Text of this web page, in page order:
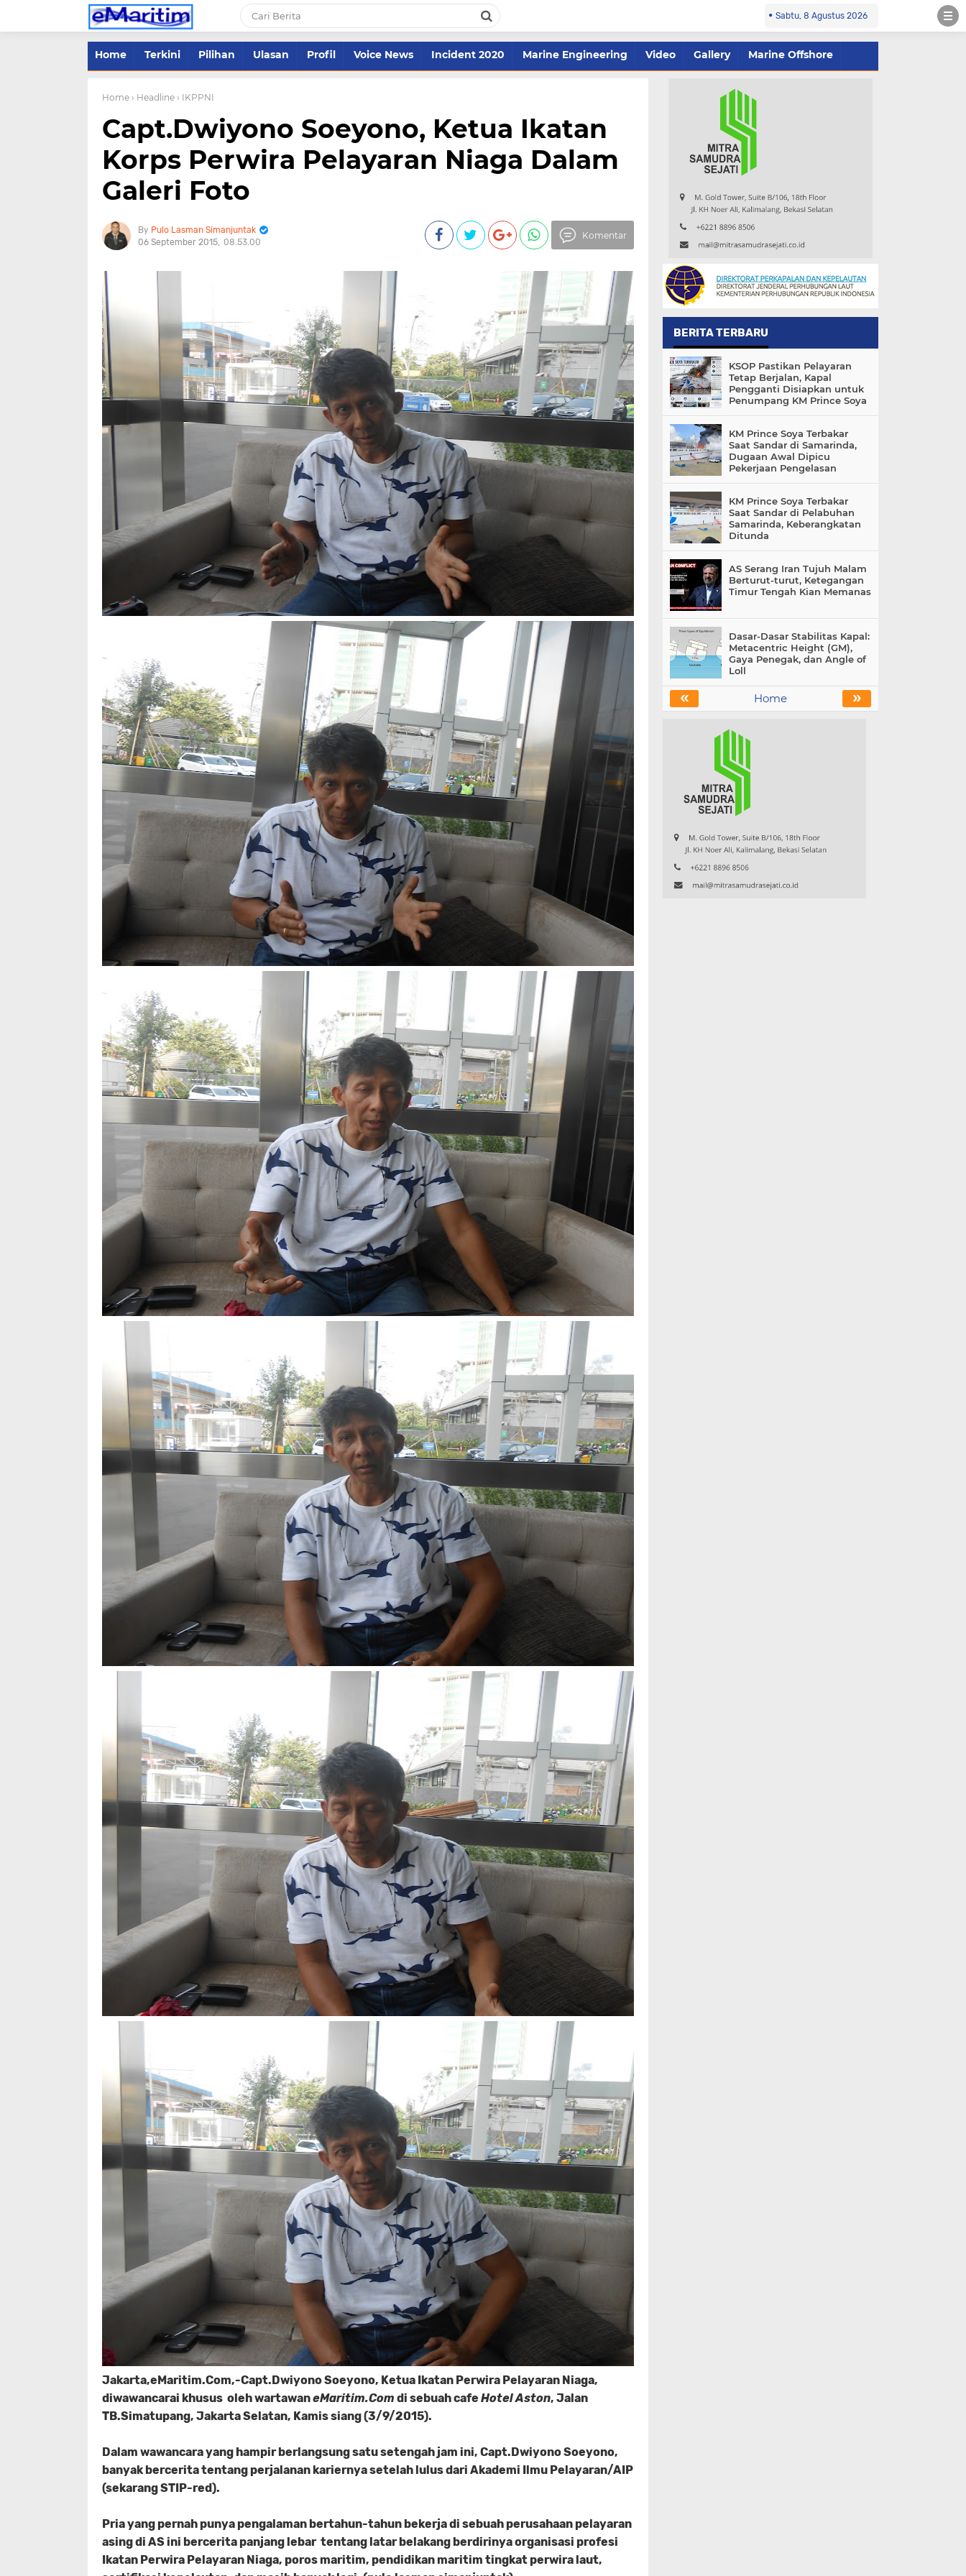
Sabtu, 8 Agustus 2026
Home Terkini Pilihan Ulasan Profil Voice News Incident 2020 Marine Engineering Video Gallery Marine Offshore
Home › Headline › IKPPNI
Capt.Dwiyono Soeyono, Ketua Ikatan
Korps Perwira Pelayaran Niaga Dalam
Galeri Foto
Pulo Lasman Simanjuntak
06 September 2015 08.53.00
Komentar
Jakarta,eMaritim.Com,-Capt.Dwiyono Soeyono, Ketua Ikatan Perwira Pelayaran Niaga,
diwawancarai khusus oleh wartawaneMaritim.Com di sebuah cafe Hotel Aston, Jalan
TB.Simatupang, Jakarta Selatan, Kamis siang (3/9/2015).
Dalam wawancara yang hampir berlangsung satu setengah jam ini, Capt.Dwiyono Soeyono,
banyak bercerita tentang perjalanan kariernya setelah lulus dari Akademi Ilmu Pelayaran/AIP
(sekarang STIP-red).
Pria yang pernah punya pengalaman bertahun-tahun bekerja di sebuah perusahaan pelayaran
asing di AS ini bercerita panjang lebar tentang latar belakang berdirinya organisasi profesi
Ikatan Perwira Pelayaran Niaga, poros maritim, pendidikan maritim tingkat perwira laut,
BERITA TERBARU
KSOP Pastikan Pelayaran
Tetap Berjalan, Kapal
Pengganti Disiapkan untuk
Penumpang KM Prince Soya
KM Prince Soya Terbakar
Saat Sandar di Samarinda,
Dugaan Awal Dipicu
Pekerjaan Pengelasan
KM Prince Soya Terbakar
Saat Sandar di Pelabuhan
Samarinda, Keberangkatan
Ditunda
AS Serang Iran Tujuh Malam
Berturut-turut, Ketegangan
Timur Tengah Kian Memanas
Dasar-Dasar Stabilitas Kapal:
Metacentric Height (GM),
Gaya Penegak, dan Angle of
Loll
« »
Home